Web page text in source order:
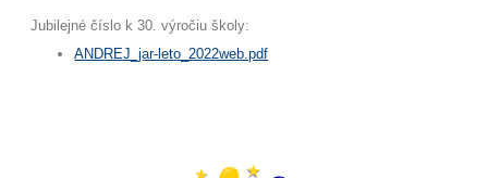
Jubilejné číslo k 30. výročiu školy:
ANDREJ_jar-leto_2022web.pdf